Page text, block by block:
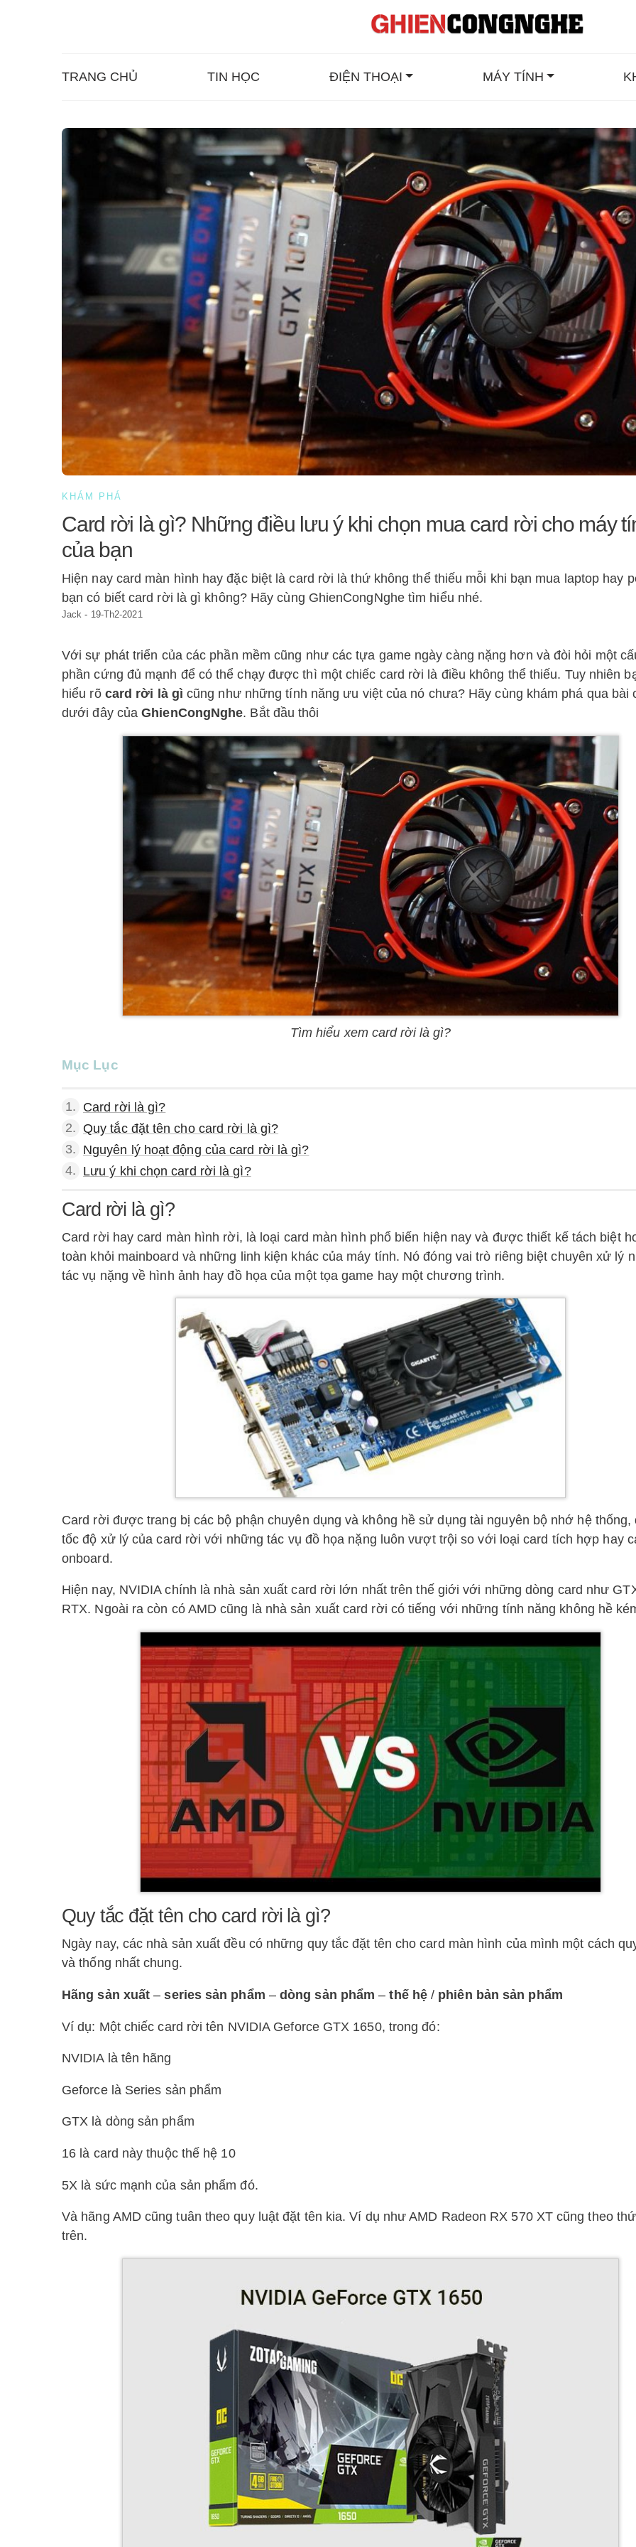
TRANG CHỦ TIN HỌC ĐIỆN THOẠI MÁY TÍNH
KHÁM PHÁ
Card rời là gì? Những điều lưu ý khi chọn mua card rời cho máy
của bạn
Hiện nay card màn hình hay đặc biệt là card rời là thứ không thể thiếu mỗi khi bạn mua laptop hay
bạn có biết card rời là gì không? Hãy cùng GhienCongNghe tìm hiểu nhé.
Jack - 19-Th2-2021
Với sự phát triển của các phần mềm cũng như các tựa game ngày càng nặng hơn và đòi hỏi một
phần cứng đủ mạnh để có thể chạy được thì một chiếc card rời là điều không thể thiếu. Tuy nhiên
hiểu rõ card rời là gì cũng như những tính năng ưu việt của nó chưa? Hãy cùng khám phá qua bài
dưới đây củaGhienCongNghe. Bắt đầu thôi
Tìm hiểu xem card rời là gì?
Mục Lục
1. Card rời là gì?
2. Quy tắc đặt tên cho card rời là gì?
3. Nguyên lý hoạt động của card rời là gì?
4. Lưu ý khi chọn card rời là gì?
Card rời là gì?
Card rời hay card màn hình rời, là loại card màn hình phổ biến hiện nay và được thiết kế tách biệt
toàn khỏi mainboard và những linh kiện khác của máy tính. Nó đóng vai trò riêng biệt chuyên xử lý
tác vụ nặng về hình ảnh hay đồ họa của một tọa game hay một chương trình.
Card rời được trang bị các bộ phận chuyên dụng và không hề sử dụng tài nguyên bộ nhớ hệ thống,
tốc độ xử lý của card rời với những tác vụ đồ họa nặng luôn vượt trội so với loại card tích hợp hay
onboard.
Hiện nay, NVIDIA chính là nhà sản xuất card rời lớn nhất trên thế giới với những dòng card như
RTX. Ngoài ra còn có AMD cũng là nhà sản xuất card rời có tiếng với những tính năng không hề
Quy tắc đặt tên cho card rời là gì?
Ngày nay, các nhà sản xuất đều có những quy tắc đặt tên cho card màn hình của mình một cách
và thống nhất chung.
Hãng sản xuất –series sản phẩm –dòng sản phẩm –thế hệ/ phiên bản sản phẩm
Ví dụ: Một chiếc card rời tên NVIDIA Geforce GTX 1650, trong đó:
NVIDIA là tên hãng
Geforce là Series sản phẩm
GTX là dòng sản phẩm
16 là card này thuộc thế hệ 10
5X là sức mạnh của sản phẩm đó.
Và hãng AMD cũng tuân theo quy luật đặt tên kia. Ví dụ như AMD Radeon RX 570 XT cũng theo
trên.